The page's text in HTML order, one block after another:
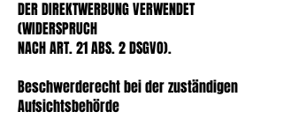
DER DIREKTWERBUNG VERWENDET
(WIDERSPRUCH
NACH ART. 21 ABS. 2 DSGVO).
Beschwerderecht bei der zuständigen
Aufsichtsbehörde